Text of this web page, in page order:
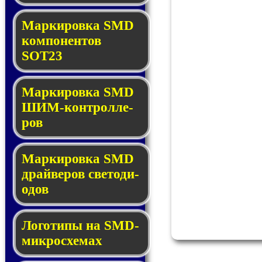
Маркировка SMD
ком­по­нен­тов
SOT23
Маркировка SMD
ШИМ-кон­трол­ле­
ров
Маркировка SMD
драй­ве­ров све­то­ди­
о­дов
Логотипы на SMD-
мик­ро­схе­мах